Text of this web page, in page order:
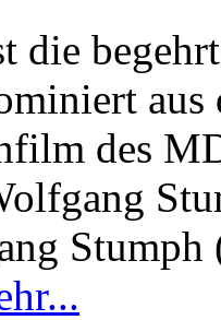
die
des